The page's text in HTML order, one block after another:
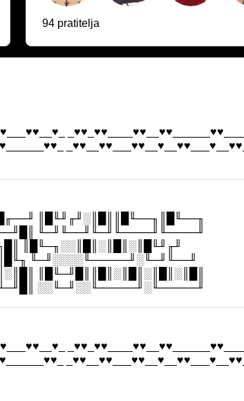
94 pratitelja
_♥♥_♥♥____♥♥__♥♥______♥♥____
_♥♥__♥♥___♥♥__♥__♥♥___♥__♥♥_
║█╙╜╓╜░║█║║█╙──╖║█╙──╖
╙─╜╙──╜╙─╜╙────╜╙────╜
║█╙─╖░░║█║░║█║░║█╙╜╓╜
╙─╜░░░░╙─────╜░╙─╜╙──╜
║█╙─╜█║║█║░║█║░║█║░║█║
░░╙─╜░░╙─────╜░╙─────╜
_♥♥_♥♥____♥♥__♥♥______♥♥____
_♥♥__♥♥___♥♥__♥__♥♥___♥__♥♥_